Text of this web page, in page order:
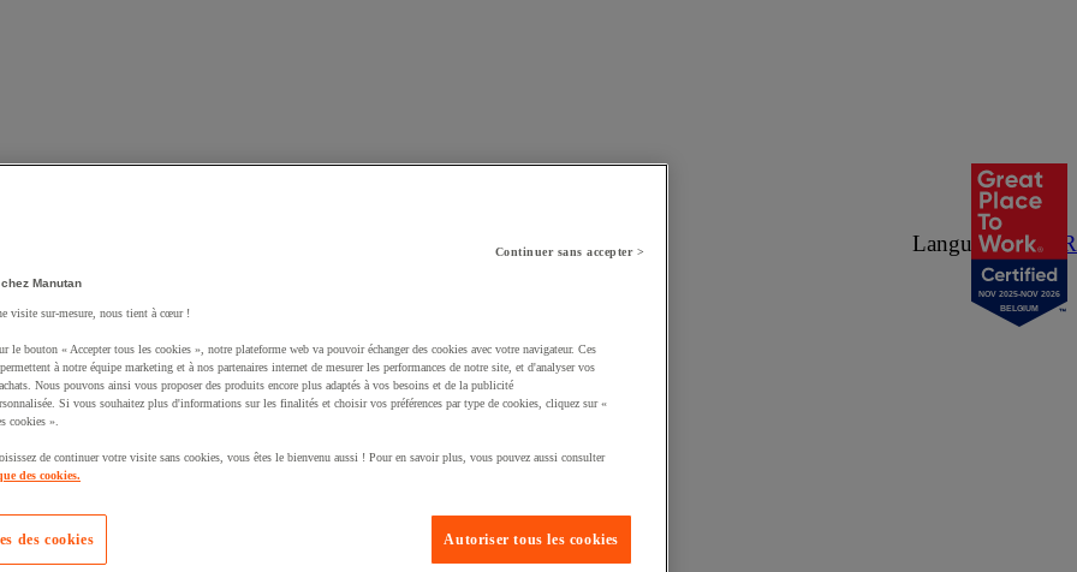
Langue :NL/ FR
un produit à votre panier :
NOV 2025-NOV 2026
BELGIUM
Continuer sans accepter >
Manutan
visite sur-mesure, nous tient à cœur !
le bouton « Accepter tous les cookies », notre plateforme web va pouvoir échanger des cookies avec votre navigateur. Ces
à notre équipe marketing et à nos partenaires internet de mesurer les performances de notre site, et d'analyser vos
Nous pouvons ainsi vous proposer des produits encore plus adaptés à vos besoins et de la publicité
Si vous souhaitez plus d'informations sur les finalités et choisir vos préférences par type de cookies, cliquez sur «
cookies ».
de continuer votre visite sans cookies, vous êtes le bienvenu aussi ! Pour en savoir plus, vous pouvez aussi consulter
des cookies.
Autoriser tous les cookies
des cookies